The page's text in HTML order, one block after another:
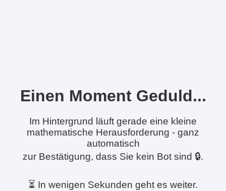
Einen Moment Geduld...
Im Hintergrund läuft gerade eine kleine
mathematische Herausforderung - ganz
automatisch
zur Bestätigung, dass Sie kein Bot sind 🔒.
⏳ In wenigen Sekunden geht es weiter.